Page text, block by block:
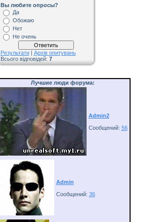
Вы любите опросы?
Да
Обожаю
Нет
Не очень
Результати| Архів опитувань
Всього відповідей: 7
Лучшие люди форума:
Admin2
Сообщений: 56
Admin
Сообщений: 36